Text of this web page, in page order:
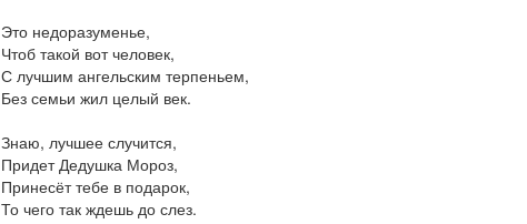
Это недоразуменье,
Чтоб такой вот человек,
С лучшим ангельским терпеньем,
Без семьи жил целый век.
Знаю, лучшее случится,
Придет Дедушка Мороз,
Принесёт тебе в подарок,
То чего так ждешь до слез.